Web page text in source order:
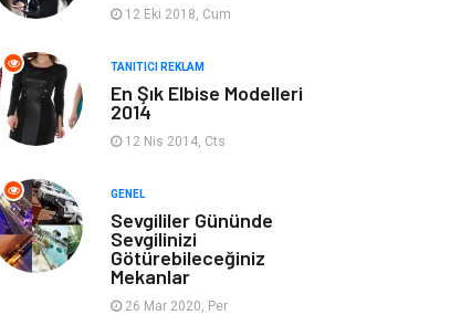
Ev Dekorasyon Organizasyon
Finans & Ekonomi Tatil
Anne & Çocuk
Ev İşleri
Gençlik & Eğlence Aksesuar
Spor
12 Eki 2018, Cum
TANITICI REKLAM
En Şık Elbise Modelleri
2014
12 Nis 2014, Cts
GENEL
Sevgililer Gününde
Sevgilinizi
Götürebileceğiniz
Mekanlar
26 Mar 2020, Per